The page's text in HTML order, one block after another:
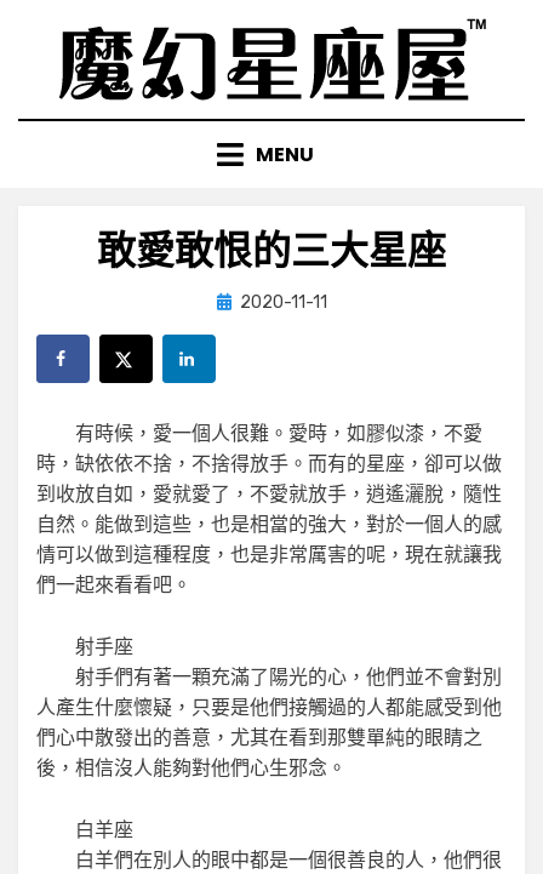
content
MENU
敢愛敢恨的三大星座
by小編
Posted
2020-11-11
有時候，愛一個人很難。愛時，如膠似漆，不愛
時，缺依依不捨，不捨得放手。而有的星座，卻可以做
到收放自如，愛就愛了，不愛就放手，逍遙灑脫，隨性
自然。能做到這些，也是相當的強大，對於一個人的感
情可以做到這種程度，也是非常厲害的呢，現在就讓我
們一起來看看吧。
射手座
射手們有著一顆充滿了陽光的心，他們並不會對別
人產生什麼懷疑，只要是他們接觸過的人都能感受到他
們心中散發出的善意，尤其在看到那雙單純的眼睛之
後，相信沒人能夠對他們心生邪念。
白羊座
白羊們在別人的眼中都是一個很善良的人，他們很